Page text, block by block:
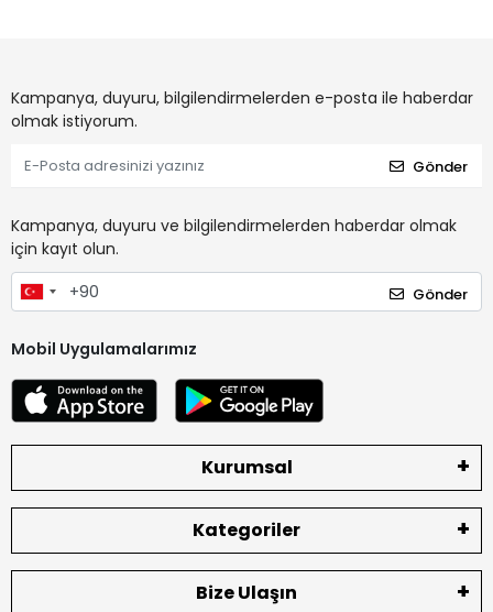
Kampanya, duyuru, bilgilendirmelerden e-posta ile haberdar
olmak istiyorum.
Gönder
Kampanya, duyuru ve bilgilendirmelerden haberdar olmak
için kayıt olun.
Gönder
Mobil Uygulamalarımız
Kurumsal
Kategoriler
Bize Ulaşın